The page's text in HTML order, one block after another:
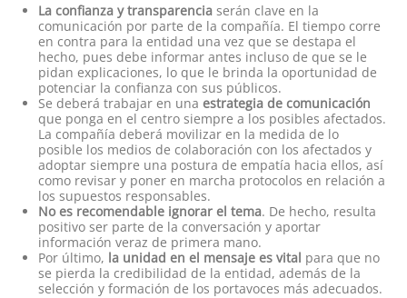
La confianza y transparencia serán clave en la
comunicación por parte de la compañía. El tiempo corre
en contra para la entidad una vez que se destapa el
hecho, pues debe informar antes incluso de que se le
pidan explicaciones, lo que le brinda la oportunidad de
potenciar la confianza con sus públicos.
Se deberá trabajar en unaestrategia de comunicación
que ponga en el centro siempre a los posibles afectados.
La compañía deberá movilizar en la medida de lo
posible los medios de colaboración con los afectados y
adoptar siempre una postura de empatía hacia ellos, así
como revisar y poner en marcha protocolos en relación a
los supuestos responsables.
No es recomendable ignorar el tema. De hecho, resulta
positivo ser parte de la conversación y aportar
información veraz de primera mano.
Por último, la unidad en el mensaje es vital para que no
se pierda la credibilidad de la entidad, además de la
selección y formación de los portavoces más adecuados.